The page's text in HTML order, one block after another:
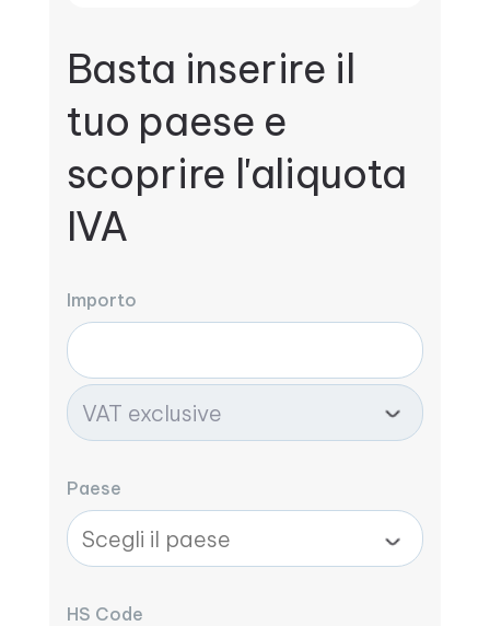
Basta inserire il
tuo paese e
scoprire l'aliquota
IVA
Importo
Paese
HS Code